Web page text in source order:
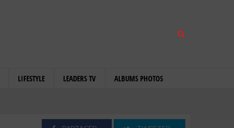
LIFESTYLE LEADERS TV ALBUMS PHOTOS